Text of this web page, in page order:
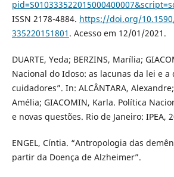
ISSN 2178-4884. https://doi.org/
335220151801 . Acesso em 12/01/2021.
DUARTE, Yeda; BERZINS, Marília;
Nacional do Idoso: as lacunas da lei e a
cuidadores”. In: ALCÂNTARA,
Amélia; GIACOMIN, Karla. Política
e novas questões. Rio de Janeiro: IPEA,
ENGEL, Cíntia. “Antropologia das
partir da Doença de Alzheimer”.